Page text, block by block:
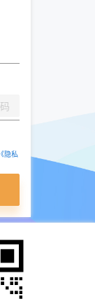
《隐私